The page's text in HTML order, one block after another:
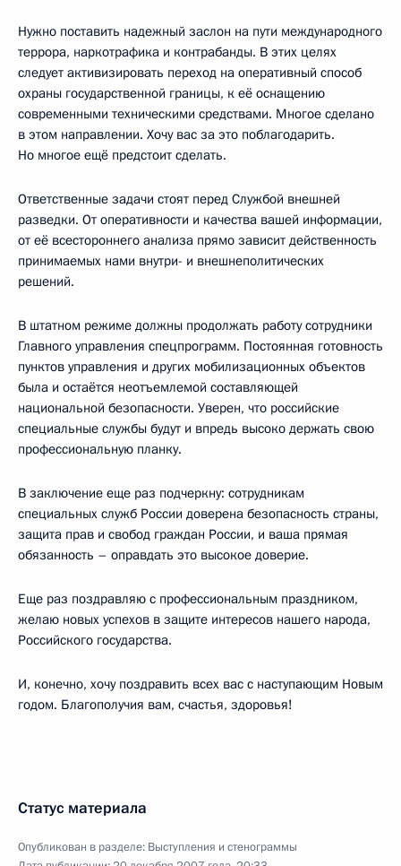
Нужно поставить надежный заслон на пути международного
террора, наркотрафика и контрабанды. В этих целях
следует активизировать переход на оперативный способ
охраны государственной границы, к её оснащению
современными техническими средствами. Многое сделано
в этом направлении. Хочу вас за это поблагодарить.
Но многое ещё предстоит сделать.
Ответственные задачи стоят перед Службой внешней
разведки. От оперативности и качества вашей информации,
от её всестороннего анализа прямо зависит действенность
принимаемых нами внутри- и внешнеполитических
решений.
В штатном режиме должны продолжать работу сотрудники
Главного управления спецпрограмм. Постоянная готовность
пунктов управления и других мобилизационных объектов
была и остаётся неотъемлемой составляющей
национальной безопасности. Уверен, что российские
специальные службы будут и впредь высоко держать свою
профессиональную планку.
В заключение еще раз подчеркну: сотрудникам
специальных служб России доверена безопасность страны,
защита прав и свобод граждан России, и ваша прямая
обязанность – оправдать это высокое доверие.
Еще раз поздравляю с профессиональным праздником,
желаю новых успехов в защите интересов нашего народа,
Российского государства.
И, конечно, хочу поздравить всех вас с наступающим Новым
годом. Благополучия вам, счастья, здоровья!
Статус материала
Опубликован в разделе: Выступления и стенограммы